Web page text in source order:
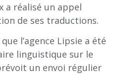
a réalisé un appel
de ses traductions.
l’agence Lipsie a été
linguistique sur le
un envoi régulier